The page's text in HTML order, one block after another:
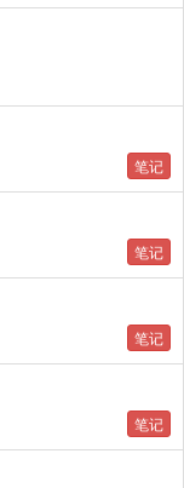
笔记
笔记
笔记
笔记